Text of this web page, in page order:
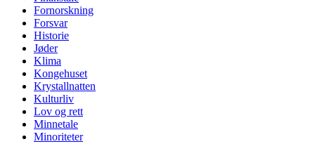
Fornorskning
Forsvar
Historie
Jøder
Klima
Kongehuset
Krystallnatten
Kulturliv
Lov og rett
Minnetale
Minoriteter